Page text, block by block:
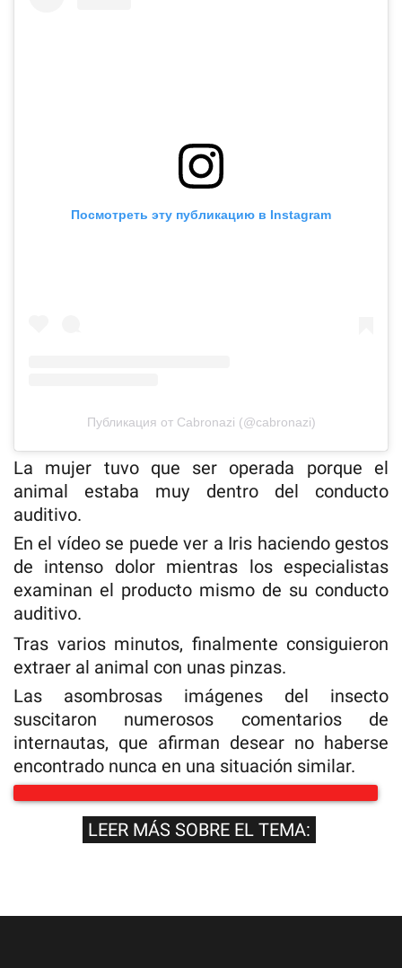
Посмотреть эту публикацию в Instagram
Публикация от Cabronazi (@cabronazi)
La mujer tuvo que ser operada porque el
animal estaba muy dentro del conducto
auditivo.
En el vídeo se puede ver a Iris haciendo gestos
de intenso dolor mientras los especialistas
examinan el producto mismo de su conducto
auditivo.
Tras varios minutos, finalmente consiguieron
extraer al animal con unas pinzas.
Las asombrosas imágenes del insecto
suscitaron numerosos comentarios de
internautas, que afirman desear no haberse
encontrado nunca en una situación similar.
LEER MÁS SOBRE EL TEMA: